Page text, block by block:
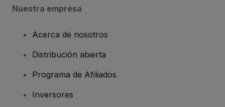
Nuestra empresa
Acerca de nosotros
Distribución abierta
Programa de Afiliados
Inversores